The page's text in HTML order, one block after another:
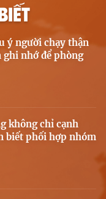
ý người chạy thận
ghi nhớ để phòng
không chỉ cạnh
biết phối hợp nhóm